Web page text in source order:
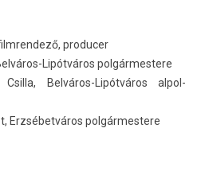
pro­duc­er
Lipótváros pol­gármes­tere
Belváros-Lipótváros al­pol­
Erzsébetváros pol­gármes­tere